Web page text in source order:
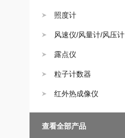
照度计
风速仪/风量计/风压计
露点仪
粒子计数器
红外热成像仪
查看全部产品